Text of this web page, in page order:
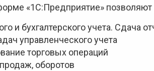
«1С:Предприятие»
и бухгалтерского учета. Сдача
управленческого учета
торговых операций
оборотов